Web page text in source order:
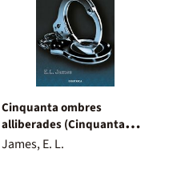
Cinquanta ombres
alliberades (Cinquanta
ombres 3)
James, E. L.